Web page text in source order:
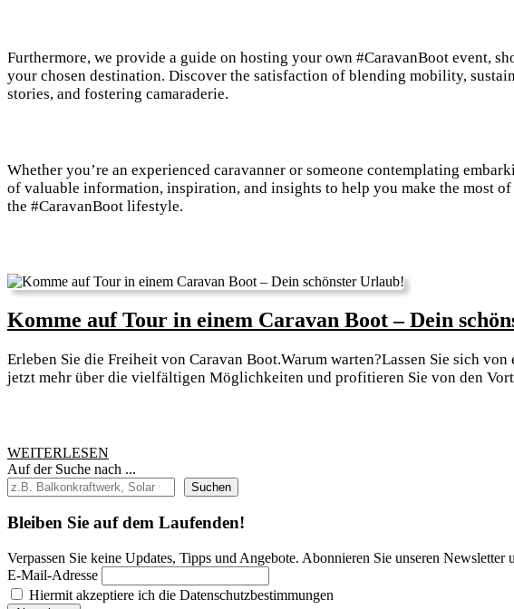
Furthermore, we provide a guide on hosting your own #CaravanBoot event,
your chosen destination. Discover the satisfaction of blending mobility,
stories, and fostering camaraderie.
Whether you’re an experienced caravanner or someone contemplating
of valuable information, inspiration, and insights to help you make the most
the #CaravanBoot lifestyle.
Komme auf Tour in einem Caravan Boot – Dein
Erleben Sie die Freiheit von Caravan Boot.Warum warten?Lassen Sie sich
jetzt mehr über die vielfältigen Möglichkeiten und profitieren Sie von den
WEITERLESEN
Auf der Suche nach ...
Suchen
Bleiben Sie auf dem Laufenden!
Verpassen Sie keine Updates, Tipps und Angebote. Abonnieren Sie unseren Newsletter
E-Mail-Adresse
Hiermit akzeptiere ich die Datenschutzbestimmungen